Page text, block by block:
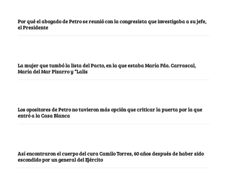
Por qué el abogado de Petro se reunió con la congresista que investigaba a su jefe,
el Presidente
La mujer que tumbó la lista del Pacto, en la que estaba María Fda. Carrascal,
María del Mar Pizarro y “Lalis
Los opositores de Petro no tuvieron más opción que criticar la puerta por la que
entró a la Casa Blanca
Así encontraron el cuerpo del cura Camilo Torres, 60 años después de haber sido
escondido por un general del Ejército